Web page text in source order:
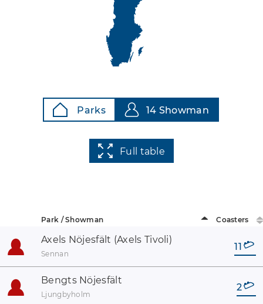
Parks 14 Showman
Full table
Park / Showman Coasters
Axels Nöjesfält (Axels Tivoli)
Sennan
11
Bengts Nöjesfält
Ljungbyholm
2